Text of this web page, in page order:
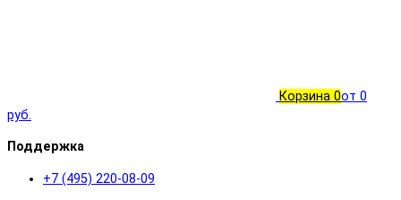
Корзина 0от 0
руб.
Поддержка
+7 (495) 220-08-09